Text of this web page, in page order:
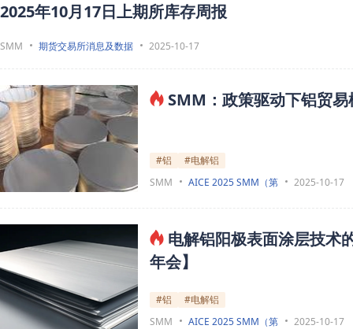
2025年10月17日上期所库存周报
SMM 期货交易所消息及数据 2025-10-17
SMM：政策驱动下铝贸
#铝
#电解铝
SMM
AICE 2025 SMM（第 2025-10-17
电解铝阳极表面涂层技术
年会】
#铝
#电解铝
SMM
AICE 2025 SMM（第 2025-10-17